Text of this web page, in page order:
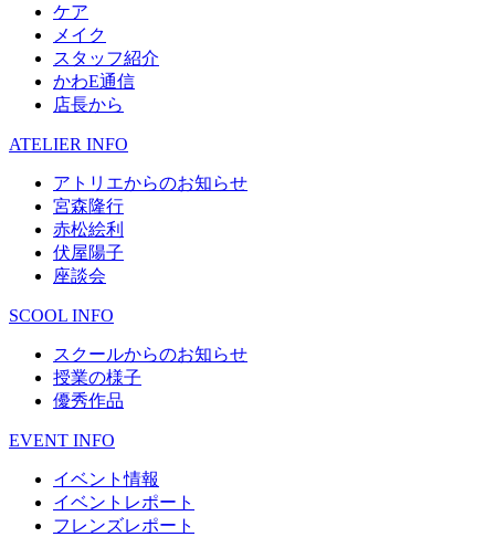
ケア
メイク
スタッフ紹介
かわE通信
店長から
ATELIER INFO
アトリエからのお知らせ
宮森隆行
赤松絵利
伏屋陽子
座談会
SCOOL INFO
スクールからのお知らせ
授業の様子
優秀作品
EVENT INFO
イベント情報
イベントレポート
フレンズレポート